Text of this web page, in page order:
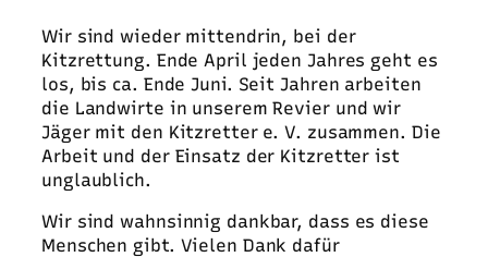
Wir sind wieder mittendrin, bei der
Kitzrettung. Ende April jeden Jahres geht es
los, bis ca. Ende Juni. Seit Jahren arbeiten
die Landwirte in unserem Revier und wir
Jäger mit den Kitzretter e. V. zusammen. Die
Arbeit und der Einsatz der Kitzretter ist
unglaublich.
Wir sind wahnsinnig dankbar, dass es diese
Menschen gibt. Vielen Dank dafür